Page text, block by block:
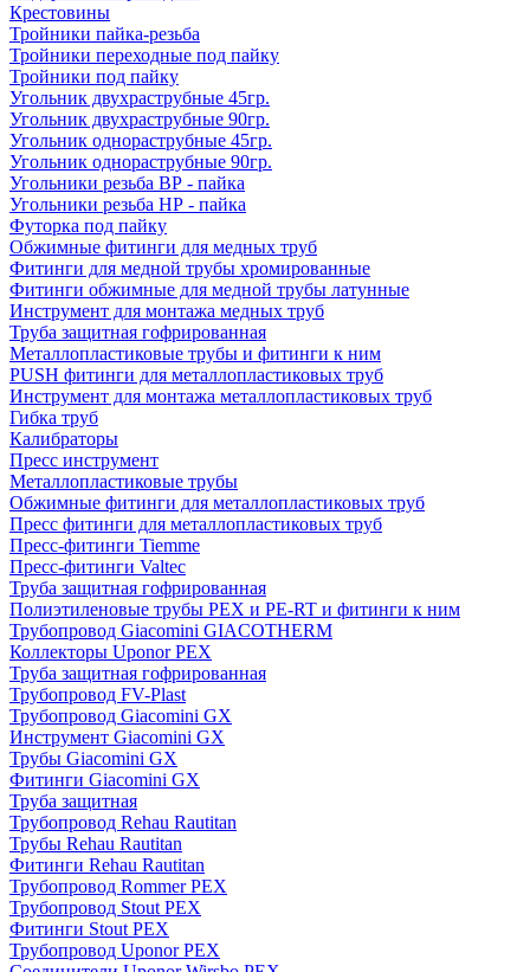
Крестовины
Тройники пайка-резьба
Тройники переходные под пайку
Тройники под пайку
Угольник двухраструбные 45гр.
Угольник двухраструбные 90гр.
Угольник однораструбные 45гр.
Угольник однораструбные 90гр.
Угольники резьба ВР - пайка
Угольники резьба НР - пайка
Футорка под пайку
Обжимные фитинги для медных труб
Фитинги для медной трубы хромированные
Фитинги обжимные для медной трубы латунные
Инструмент для монтажа медных труб
Труба защитная гофрированная
Металлопластиковые трубы и фитинги к ним
PUSH фитинги для металлопластиковых труб
Инструмент для монтажа металлопластиковых труб
Гибка труб
Калибраторы
Пресс инструмент
Металлопластиковые трубы
Обжимные фитинги для металлопластиковых труб
Пресс фитинги для металлопластиковых труб
Пресс-фитинги Tiemme
Пресс-фитинги Valtec
Труба защитная гофрированная
Полиэтиленовые трубы PEX и PE-RT и фитинги к ним
Трубопровод Giacomini GIACOTHERM
Коллекторы Uponor PEX
Труба защитная гофрированная
Трубопровод FV-Plast
Трубопровод Giacomini GX
Инструмент Giacomini GX
Трубы Giacomini GX
Фитинги Giacomini GX
Труба защитная
Трубопровод Rehau Rautitan
Трубы Rehau Rautitan
Фитинги Rehau Rautitan
Трубопровод Rommer PEX
Трубопровод Stout PEX
Фитинги Stout PEX
Трубопровод Uponor PEX